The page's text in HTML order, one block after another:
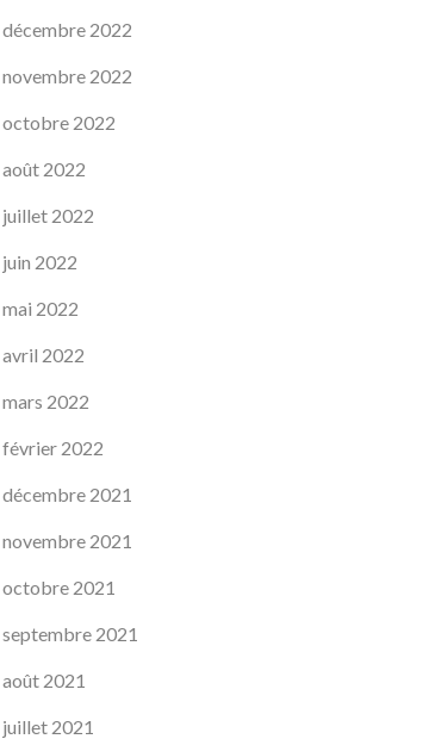
décembre 2022
novembre 2022
octobre 2022
août 2022
juillet 2022
juin 2022
mai 2022
avril 2022
mars 2022
février 2022
décembre 2021
novembre 2021
octobre 2021
septembre 2021
août 2021
juillet 2021